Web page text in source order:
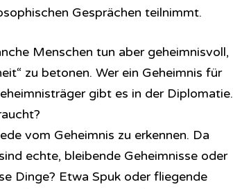
Gesprächen teilnimmt.
Menschen tun aber geheimnisvoll,
zu betonen. Wer ein Geheimnis für
gibt es in der Diplomatie.
vom Geheimnis zu erkennen. Da
echte, bleibende Geheimnisse oder
Dinge? Etwa Spuk oder fliegende